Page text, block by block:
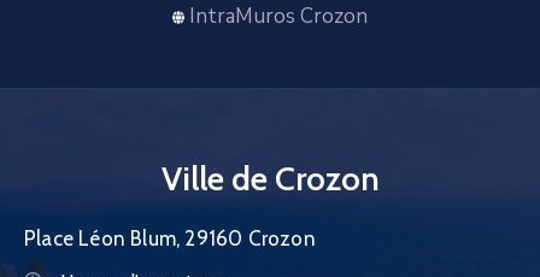
IntraMuros Crozon
Ville de Crozon
Place Léon Blum, 29160 Crozon